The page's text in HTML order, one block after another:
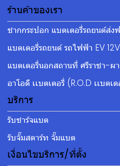
ร้านค้าของเรา
ชากกระปอก แบตเตอรี่รถยนต์ส่ง
แบตเตอรี่รถยนต์ รถไฟฟ้า EV
แบตเตอรี่นอกสถานที่ ศรีราชา-
อาโอดี เเบตเตอรี่ (R.O.D เเบตเ
บริการ
รับชาร์จแบต
รับจั๊มสตาร์ท จั๊มแบต
เงื่อนไขบริการ/ที่ตั้ง